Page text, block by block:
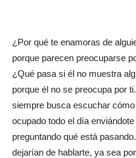
¿Por qué te enamoras de
porque parecen preocuparse
¿Qué pasa si él no muestra
porque él no se preocupa por
siempre busca escuchar
ocupado todo el día
preguntando qué está
dejarían de hablarte, ya sea